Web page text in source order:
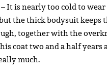
It is nearly too cold to wear
the thick bodysuit keeps
together with the
coat two and a half years
much.